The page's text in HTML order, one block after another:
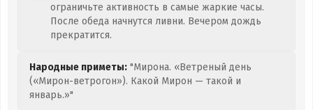
ограничьте активность в самые жаркие часы.
После обеда начнутся ливни. Вечером дождь
прекратится.
Народные приметы: "Мирона. «Ветреный день
(«Мирон-ветрогон»). Какой Мирон — такой и
январь.»"